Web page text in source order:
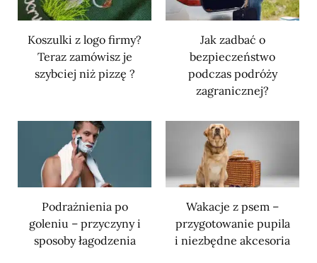
Koszulki z logo firmy?
Teraz zamówisz je
szybciej niż pizzę ?
Jak zadbać o
bezpieczeństwo
podczas podróży
zagranicznej?
Podrażnienia po
goleniu – przyczyny i
sposoby łagodzenia
Wakacje z psem –
przygotowanie pupila
i niezbędne akcesoria